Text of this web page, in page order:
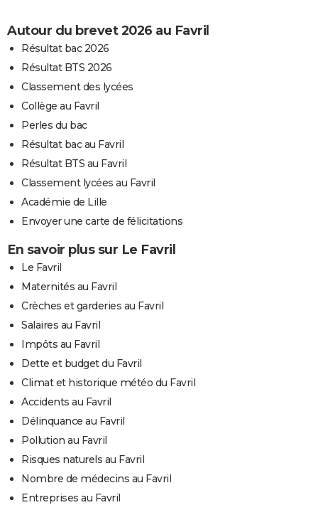
Autour du brevet 2026 au Favril
Résultat bac 2026
Résultat BTS 2026
Classement des lycées
Collège au Favril
Perles du bac
Résultat bac au Favril
Résultat BTS au Favril
Classement lycées au Favril
Académie de Lille
Envoyer une carte de félicitations
En savoir plus sur Le Favril
Le Favril
Maternités au Favril
Crèches et garderies au Favril
Salaires au Favril
Impôts au Favril
Dette et budget du Favril
Climat et historique météo du Favril
Accidents au Favril
Délinquance au Favril
Pollution au Favril
Risques naturels au Favril
Nombre de médecins au Favril
Entreprises au Favril